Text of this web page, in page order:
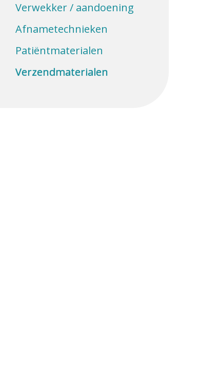
Verwekker / aandoening
Afnametechnieken
Patiëntmaterialen
Verzendmaterialen